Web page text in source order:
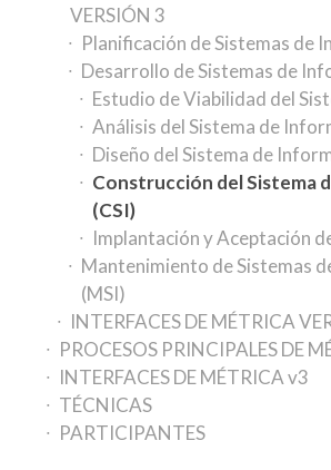
VERSIÓN 3
Planificación de Sistemas de
Desarrollo de Sistemas de
Estudio de Viabilidad del
Análisis del Sistema de
Diseño del Sistema de
Construcción del Sistema
(CSI)
Implantación y Aceptación
Mantenimiento de Sistemas
(MSI)
INTERFACES DE MÉTRICA
PROCESOS PRINCIPALES DE
INTERFACES DE MÉTRICA v3
TÉCNICAS
PARTICIPANTES